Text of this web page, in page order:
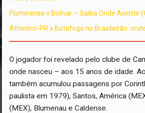
Fluminense x Bolívar – Saiba Onde Assistir
Athletico-PR x Botafogo no Brasileirão:
O jogador foi revelado pelo clube de
onde nasceu – aos 15 anos de idade.
também acumulou passagens por
paulista em 1979), Santos, América
(MEX), Blumenau e Caldense.